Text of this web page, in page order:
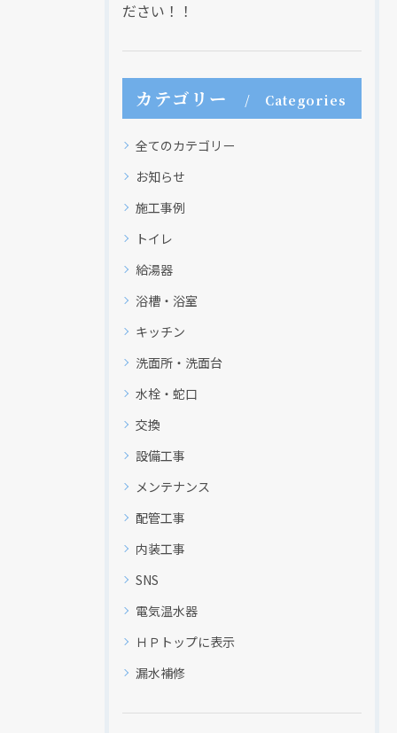
ださい！！
カテゴリー Categories
全てのカテゴリー
お知らせ
施工事例
トイレ
給湯器
浴槽・浴室
キッチン
洗面所・洗面台
水栓・蛇口
交換
設備工事
メンテナンス
配管工事
内装工事
SNS
電気温水器
ＨＰトップに表示
漏水補修